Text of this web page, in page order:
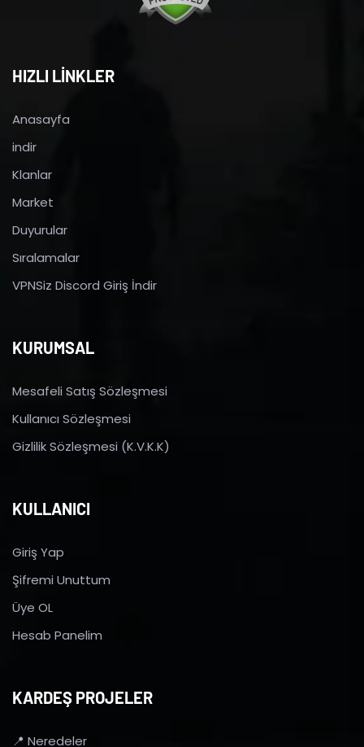
HIZLI LİNKLER
Anasayfa
indir
Klanlar
Market
Duyurular
Sıralamalar
VPNSiz Discord Giriş İndir
KURUMSAL
Mesafeli Satış Sözleşmesi
Kullanıcı Sözleşmesi
Gizlilik Sözleşmesi (K.V.K.K)
KULLANICI
Giriş Yap
Şifremi Unuttum
Üye OL
Hesab Panelim
KARDEŞ PROJELER
📍 Neredeler